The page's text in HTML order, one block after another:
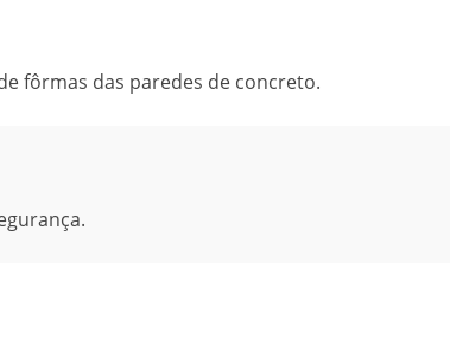
fôrmas das paredes de concreto.